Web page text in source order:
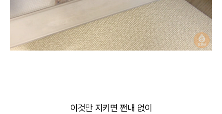
이것만 지키면 쩐내 없이